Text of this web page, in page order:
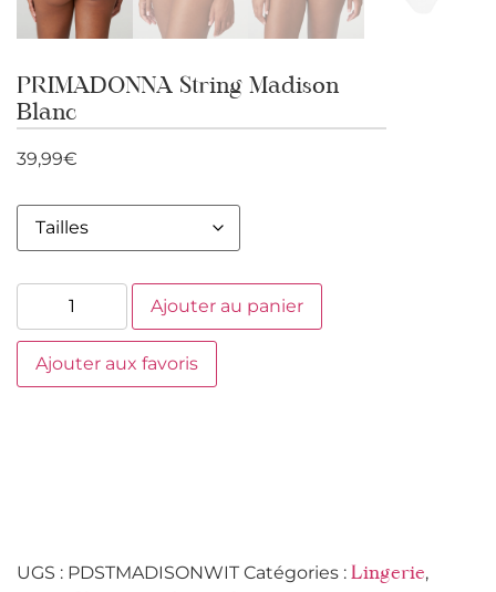
PRIMADONNA String Madison
Blanc
39,99€
Ajouter au panier
Ajouter aux favoris
UGS : PDSTMADISONWIT Catégories : Lingerie,